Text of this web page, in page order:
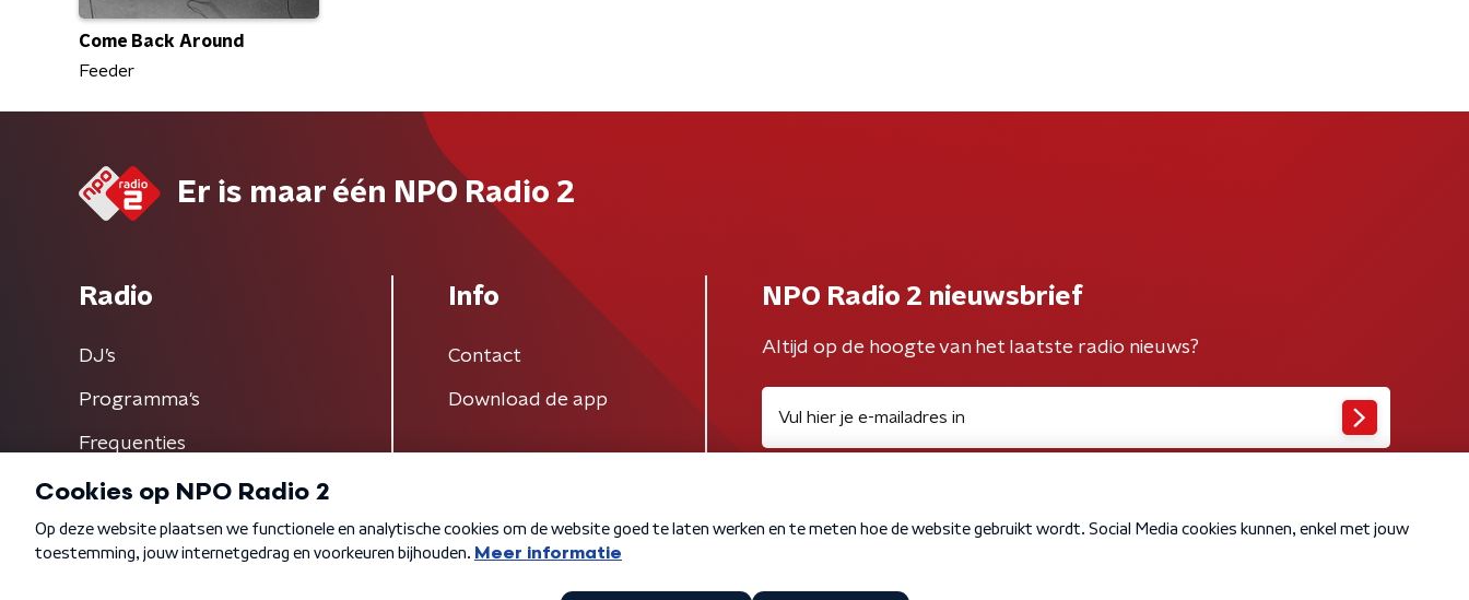
Come Back Around
Feeder
Er is maar één NPO Radio 2
Radio
DJ’s
Programma's
Frequenties
Info
Contact
Download de app
NPO Radio 2 nieuwsbrief
Altijd op de hoogte van het laatste radio nieuws?
Algemene voorwaarden Privacybeleid